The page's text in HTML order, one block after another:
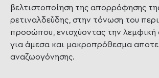
βελτιστοποίηση της απορρόφησης
ρετιναλδεΰδης, στην τόνωση του
προσώπου, ενισχύοντας την λεμφική
για άμεσα και μακροπρόθεσμα
αναζωογόνησης.